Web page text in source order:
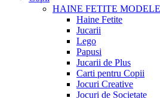
HAINE FETITE
Haine Fetite
Jucarii
Lego
Papusi
Jucarii de Plus
Carti pentru Copii
Jocuri Creative
Jocuri de Societate